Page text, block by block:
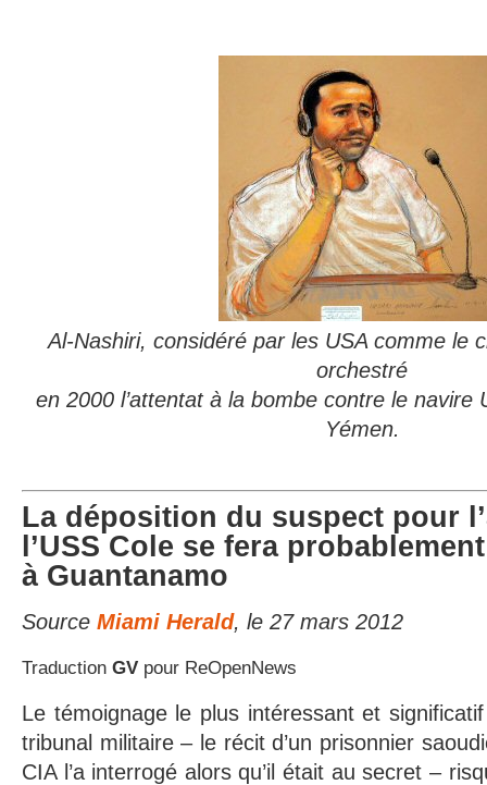
Al-Nashiri, considéré par les USA comme le
orchestré
en 2000 l’attentat à la bombe contre le navire
Yémen.
La déposition du suspect pour
l’USS Cole se fera
à Guantanamo
Source Miami Herald, le 27 mars 2012
Traduction GV pour ReOpenNews
Le témoignage le plus intéressant et
tribunal militaire – le récit d’un prisonnier
CIA l’a interrogé alors qu’il était au secret –